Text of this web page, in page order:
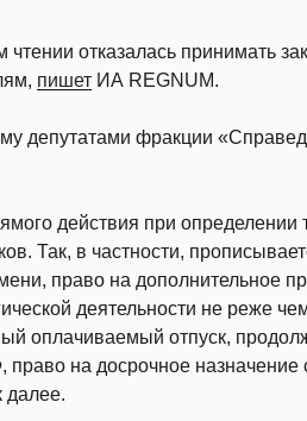
отказалась принимать
пишет ИА REGNUM.
депутатами фракции
действия при
Так, в частности,
право на дополнительное
деятельности не реже
оплачиваемый отпуск,
право на досрочное назначение
далее.